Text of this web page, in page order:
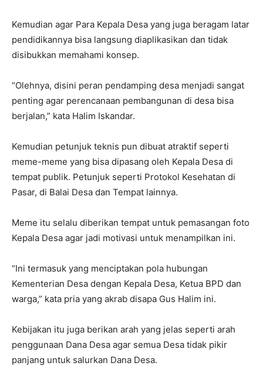
Kemudian agar Para Kepala Desa yang juga beragam latar
pendidikannya bisa langsung diaplikasikan dan tidak
disibukkan memahami konsep.
“Olehnya, disini peran pendamping desa menjadi sangat
penting agar perencanaan pembangunan di desa bisa
berjalan,” kata Halim Iskandar.
Kemudian petunjuk teknis pun dibuat atraktif seperti
meme-meme yang bisa dipasang oleh Kepala Desa di
tempat publik. Petunjuk seperti Protokol Kesehatan di
Pasar, di Balai Desa dan Tempat lainnya.
Meme itu selalu diberikan tempat untuk pemasangan foto
Kepala Desa agar jadi motivasi untuk menampilkan ini.
“Ini termasuk yang menciptakan pola hubungan
Kementerian Desa dengan Kepala Desa, Ketua BPD dan
warga,” kata pria yang akrab disapa Gus Halim ini.
Kebijakan itu juga berikan arah yang jelas seperti arah
penggunaan Dana Desa agar semua Desa tidak pikir
panjang untuk salurkan Dana Desa.